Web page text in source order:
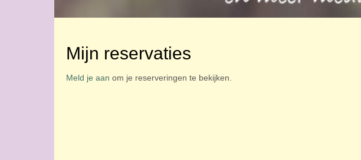
Mijn reservaties
Meld je aan om je reserveringen te bekijken.